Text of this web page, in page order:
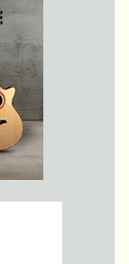
podmínkách.